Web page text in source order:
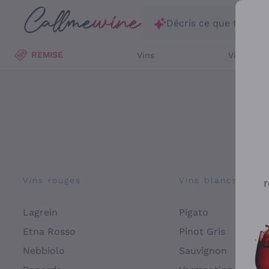
Passer au contenu principal
Décris ce que tu
REMISE Vins Vins
Vins rouges
Lagrein
Etna Rosso
Nebbiolo
Vins blancs
Pigato
Pinot Gris
Sauvignon